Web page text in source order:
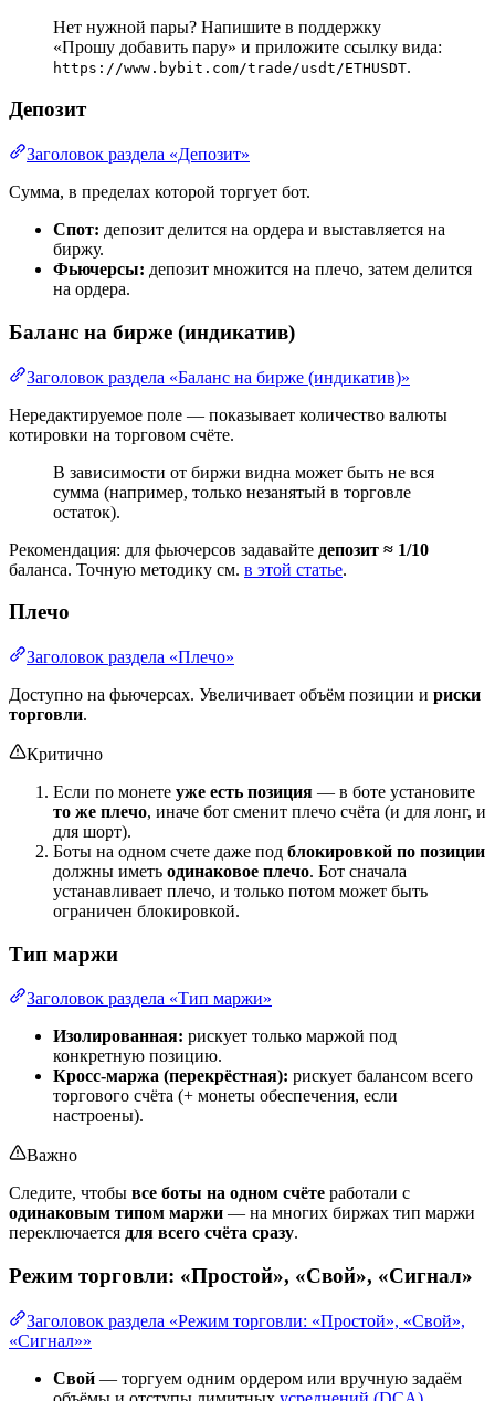
Нет нужной пары? Напишите в поддержку
«Прошу добавить пару» и приложите ссылку вида:
https://www.bybit.com/trade/usdt/ETHUSDT.
Депозит
Заголовок раздела «Депозит»
Сумма, в пределах которой торгует бот.
Спот: депозит делится на ордера и выставляется на
биржу.
Фьючерсы: депозит множится на плечо, затем делится
на ордера.
Баланс на бирже (индикатив)
Заголовок раздела «Баланс на бирже (индикатив)»
Нередактируемое поле — показывает количество валюты
котировки на торговом счёте.
В зависимости от биржи видна может быть не вся
сумма (например, только незанятый в торговле
остаток).
Рекомендация: для фьючерсов задавайте депозит ≈ 1/10
баланса. Точную методику см. в этой статье.
Плечо
Заголовок раздела «Плечо»
Доступно на фьючерсах. Увеличивает объём позиции и риски
торговли.
Критично
Если по монете уже есть позиция — в боте установите
то же плечо, иначе бот сменит плечо счёта (и для лонг, и
для шорт).
Боты на одном счете даже под блокировкой по позиции
должны иметь одинаковое плечо. Бот сначала
устанавливает плечо, и только потом может быть
ограничен блокировкой.
Тип маржи
Заголовок раздела «Тип маржи»
Изолированная: рискует только маржой под
конкретную позицию.
Кросс-маржа (перекрёстная): рискует балансом всего
торгового счёта (+ монеты обеспечения, если
настроены).
Важно
Следите, чтобы все боты на одном счёте работали с
одинаковым типом маржи — на многих биржах тип маржи
переключается для всего счёта сразу.
Режим торговли: «Простой», «Свой», «Сигнал»
Заголовок раздела «Режим торговли: «Простой», «Свой»,
«Сигнал»»
Свой — торгуем одним ордером или вручную задаём